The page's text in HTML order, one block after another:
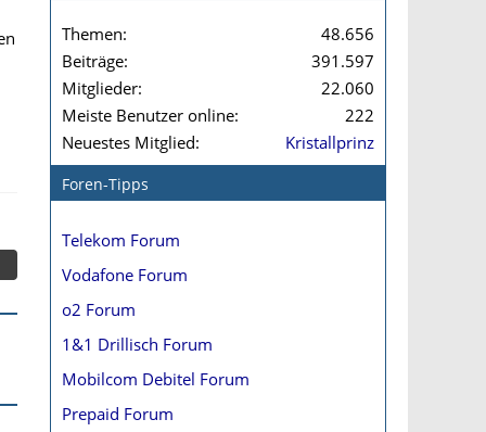
Themen
48.656
Beiträge
391.597
Mitglieder
22.060
Meiste Benutzer online
222
Neuestes Mitglied
Kristallprinz
Foren-Tipps
Telekom Forum
Vodafone Forum
o2 Forum
1&1 Drillisch Forum
Mobilcom Debitel Forum
Prepaid Forum